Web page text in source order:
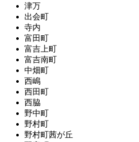
津万
出会町
寺内
富田町
富吉上町
富吉南町
中畑町
西嶋
西田町
西脇
野中町
野村町
野村町茜が丘